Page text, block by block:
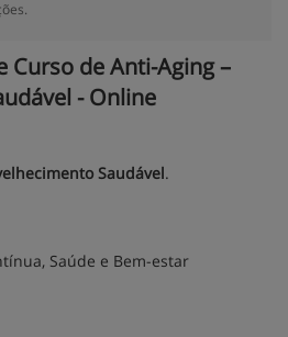
Curso de Anti-Aging –
- Online
Saudável.
Saúde e Bem-estar